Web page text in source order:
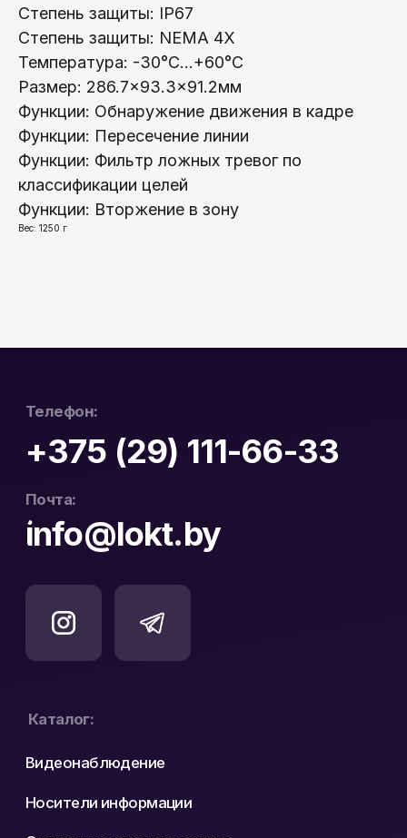
Степень защиты: IP67
Степень защиты: NEMA 4X
Температура: -30°C...+60°C
Размер: 286.7×93.3×91.2мм
Функции: Обнаружение движения в кадре
Функции: Пересечение линии
Функции: Фильтр ложных тревог по
классификации целей
Функции: Вторжение в зону
Вес: 1250 г
Реквизиты
Контакты
Гарантия и возврат
Новости
Стать партнером
О компании
Разработка сайта: nastyadsgn
Карта сайта
Политика конфиденциальности
Офис в Гродно:
ул. Буденного 41
ул. Веры Хоружей, 32А
ул. Пушкинская 19
Информация:
Юридический Адрес: